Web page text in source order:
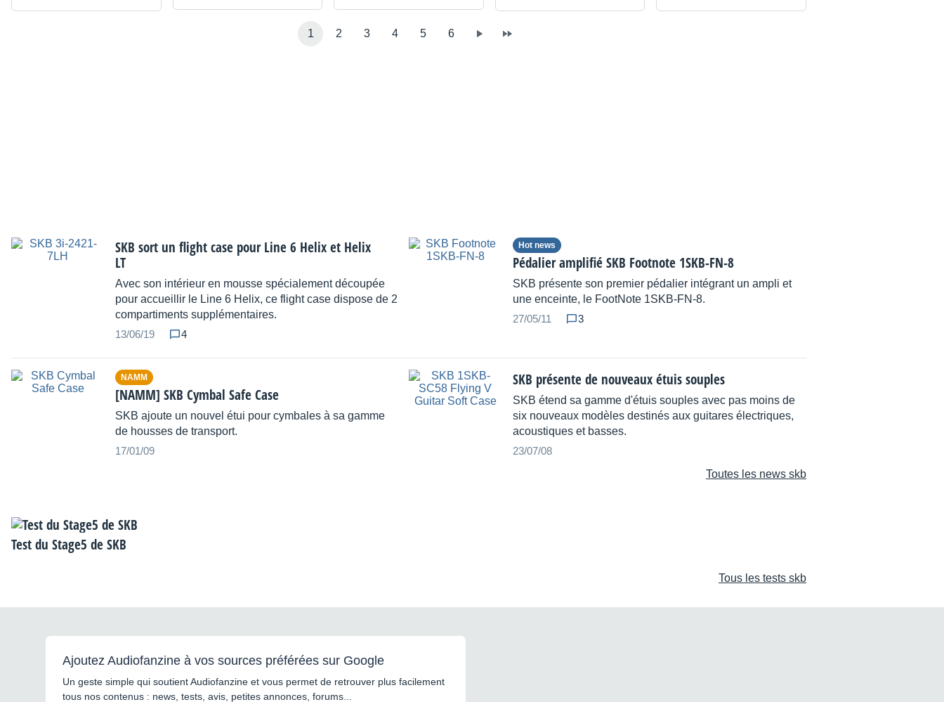
1 2 3 4 5 6
SKB sort un flight case pour Line 6 Helix et Helix
LT
Avec son intérieur en mousse spécialement découpée
pour accueillir le Line 6 Helix, ce flight case dispose de 2
compartiments supplémentaires.
13/06/19
4
Hot news
Pédalier amplifié SKB Footnote 1SKB-FN-8
SKB présente son premier pédalier intégrant un ampli et
une enceinte, le FootNote 1SKB-FN-8.
27/05/11
3
NAMM
[NAMM] SKB Cymbal Safe Case
SKB ajoute un nouvel étui pour cymbales à sa gamme
de housses de transport.
17/01/09
SKB présente de nouveaux étuis souples
SKB étend sa gamme d'étuis souples avec pas moins de
six nouveaux modèles destinés aux guitares électriques,
acoustiques et basses.
23/07/08
Toutes les news skb
Test du Stage5 de SKB
Tous les tests skb
Ajoutez Audiofanzine à vos sources préférées sur Google
Un geste simple qui soutient Audiofanzine et vous permet de retrouver plus facilement
tous nos contenus : news, tests, avis, petites annonces, forums...